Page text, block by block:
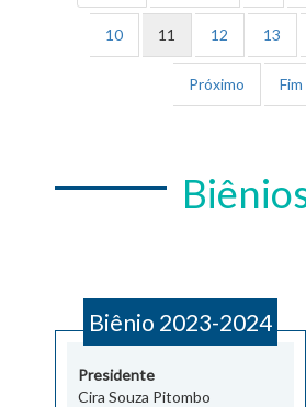
10 11 12 13
Próximo Fim
Biênio 2023-2024
Presidente
Cira Souza Pitombo